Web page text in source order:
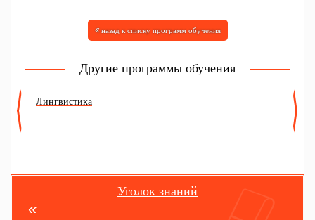
назад к списку программ обучения
Другие программы обучения
Лингвистика
Уголок знаний